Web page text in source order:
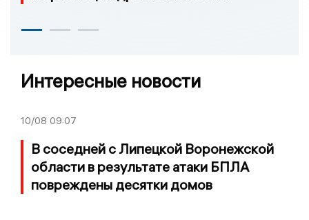
Интересные новости
10/08 09:07
В соседней с Липецкой Воронежской
области в результате атаки БПЛА
повреждены десятки домов